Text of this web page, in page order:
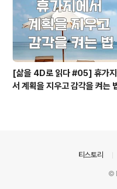
[삶을 4D로 읽다 #05] 휴가지
서 계획을 지우고 감각을 켜는
티스토리
©